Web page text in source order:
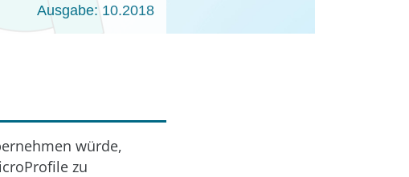
Ausgabe: 10.2018
würde,
zu